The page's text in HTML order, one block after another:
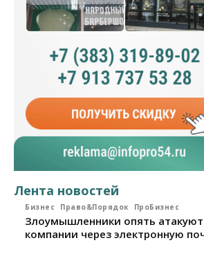
Лента новостей
Бизнес Право&Порядок ПроБизнес
Злоумышленники опять
компании через электронную